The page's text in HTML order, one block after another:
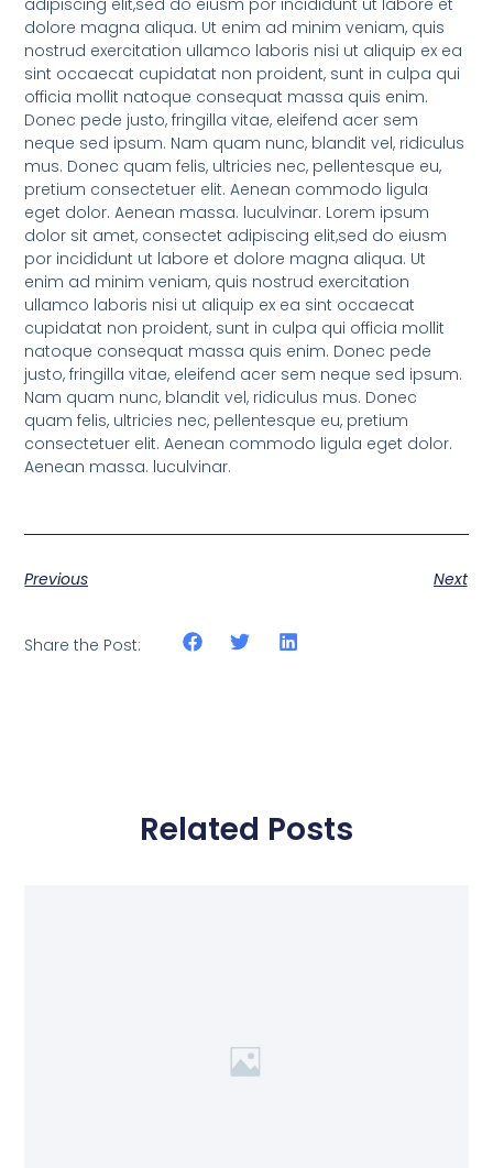
adipiscing elit,sed do eiusm por incididunt ut labore et
dolore magna aliqua. Ut enim ad minim veniam, quis
nostrud exercitation ullamco laboris nisi ut aliquip ex ea
sint occaecat cupidatat non proident, sunt in culpa qui
officia mollit natoque consequat massa quis enim.
Donec pede justo, fringilla vitae, eleifend acer sem
neque sed ipsum. Nam quam nunc, blandit vel, ridiculus
mus. Donec quam felis, ultricies nec, pellentesque eu,
pretium consectetuer elit. Aenean commodo ligula
eget dolor. Aenean massa. luculvinar. Lorem ipsum
dolor sit amet, consectet adipiscing elit,sed do eiusm
por incididunt ut labore et dolore magna aliqua. Ut
enim ad minim veniam, quis nostrud exercitation
ullamco laboris nisi ut aliquip ex ea sint occaecat
cupidatat non proident, sunt in culpa qui officia mollit
natoque consequat massa quis enim. Donec pede
justo, fringilla vitae, eleifend acer sem neque sed ipsum.
Nam quam nunc, blandit vel, ridiculus mus. Donec
quam felis, ultricies nec, pellentesque eu, pretium
consectetuer elit. Aenean commodo ligula eget dolor.
Aenean massa. luculvinar.
Previous Next
Share the Post:
Related Posts